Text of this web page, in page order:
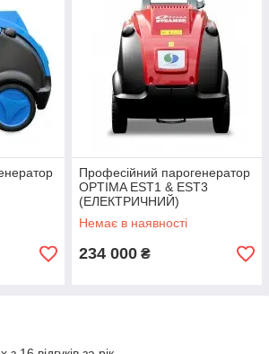
Професійний парогенератор
OPTIMA EST1 & EST3
(ЕЛЕКТРИЧНИЙ)
Немає в наявності
234 000 ₴